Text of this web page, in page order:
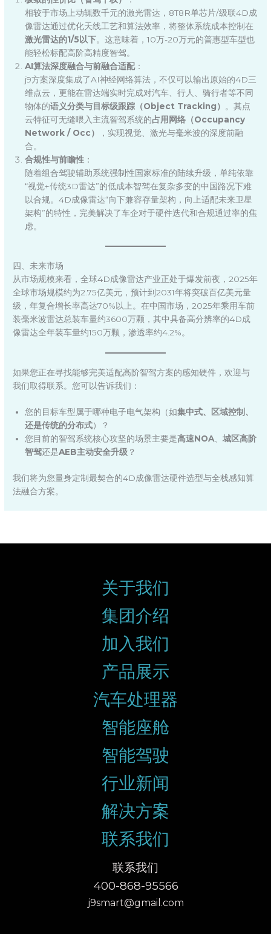
相较于市场上动辄数千元的激光雷达，8T8R单芯片/级联4D成
像雷达通过优化天线工艺和算法效率，将整体系统成本控制在
激光雷达的1/5以下。这意味着，10万-20万元的普惠型车型也
能轻松标配高阶高精度智驾。
AI算法深度融合与前融合适配：
j9方案深度集成了AI神经网络算法，不仅可以输出原始的4D三
维点云，更能在雷达端实时完成对汽车、行人、骑行者等不同
物体的语义分类与目标级跟踪（Object Tracking） 。其点
云特征可无缝喂入主流智驾系统的占用网络（Occupancy
Network / Occ）
，实现视觉、激光与毫米波的深度前融
合。
合规性与前瞻性 ：
随着组合驾驶辅助系统强制性国家标准的陆续升级，单纯依靠
“视觉+传统3D雷达”的低成本智驾在复杂多变的中国路况下难
以合规。4D成像雷达“向下兼容存量架构，向上适配未来卫星
架构”的特性，完美解决了车企对于硬件迭代和合规通过率的焦
虑。
四、未来市场
从市场规模来看，全球4D成像雷达产业正处于爆发前夜，2025年
全球市场规模约为2.75亿美元，预计到2031年将突破百亿美元量
级，年复合增长率高达70%以上。在中国市场，2025年乘用车前
装毫米波雷达总装车量约3600万颗，其中具备高分辨率的4D成
像雷达全年装车量约150万颗，渗透率约4.2%。
如果您正在寻找能够完美适配高阶智驾方案的感知硬件，欢迎与
我们取得联系。您可以告诉我们：
您的目标车型属于哪种电子电气架构（如集中式、区域控制、
还是传统的分布式）？
您目前的智驾系统核心攻坚的场景主要是高速NOA、城区高阶
智驾还是AEB主动安全升级 ？
我们将为您量身定制最契合的4D成像雷达硬件选型与全栈感知算
法融合方案。
关于我们
集团介绍
加入我们
产品展示
汽车处理器
智能座舱
智能驾驶
行业新闻
解决方案
联系我们
联系我们
400-868-95566
j9smart@gmail.com